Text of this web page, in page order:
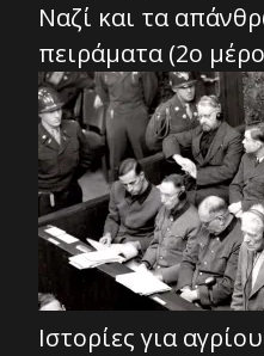
Ναζί και τα
πειράματα (2ο
Ιστορίες για